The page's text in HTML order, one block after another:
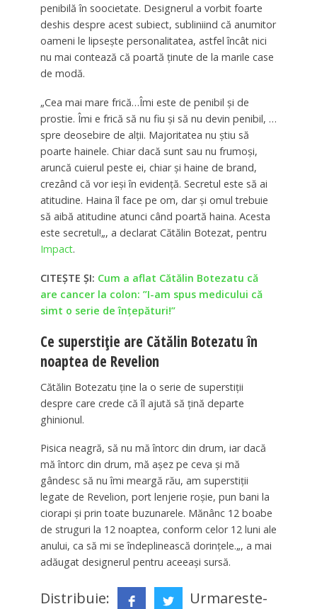
penibilă în soocietate. Designerul a vorbit foarte
deshis despre acest subiect, subliniind că anumitor
oameni le lipsește personalitatea, astfel încât nici
nu mai contează că poartă ținute de la marile case
de modă.
„Cea mai mare frică…Îmi este de penibil și de
prostie. Îmi e frică să nu fiu și să nu devin penibil, …
spre deosebire de alții. Majoritatea nu știu să
poarte hainele. Chiar dacă sunt sau nu frumoși,
aruncă cuierul peste ei, chiar și haine de brand,
crezând că vor ieși în evidență. Secretul este să ai
atitudine. Haina îl face pe om, dar și omul trebuie
să aibă atitudine atunci când poartă haina. Acesta
este secretul!„, a declarat Cătălin Botezat, pentru
Impact.
CITEȘTE ȘI: Cum a aflat Cătălin Botezatu că
are cancer la colon: ”I-am spus medicului că
simt o serie de înțepături!”
Ce superstiție are Cătălin Botezatu în
noaptea de Revelion
Cătălin Botezatu ține la o serie de superstiții
despre care crede că îl ajută să țină departe
ghinionul.
Pisica neagră, să nu mă întorc din drum, iar dacă
mă întorc din drum, mă așez pe ceva și mă
gândesc să nu îmi meargă rău, am superstiții
legate de Revelion, port lenjerie roșie, pun bani la
ciorapi și prin toate buzunarele. Mănânc 12 boabe
de struguri la 12 noaptea, conform celor 12 luni ale
anului, ca să mi se îndeplinească dorințele.„, a mai
adăugat designerul pentru aceeași sursă.
Distribuie:
Urmareste-